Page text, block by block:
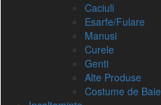
Caciuli
Esarfe/Fulare
Manusi
Curele
Genti
Alte Produse
Costume de Baie